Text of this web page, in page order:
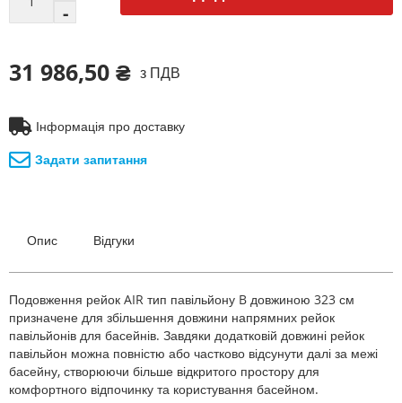
31 986,50 ₴ з ПДВ
Інформація про доставку
Задати запитання
Опис Відгуки
Подовження рейок AIR тип павільйону B довжиною 323 см
призначене для збільшення довжини напрямних рейок
павільйонів для басейнів. Завдяки додатковій довжині рейок
павільйон можна повністю або частково відсунути далі за межі
басейну, створюючи більше відкритого простору для
комфортного відпочинку та користування басейном.